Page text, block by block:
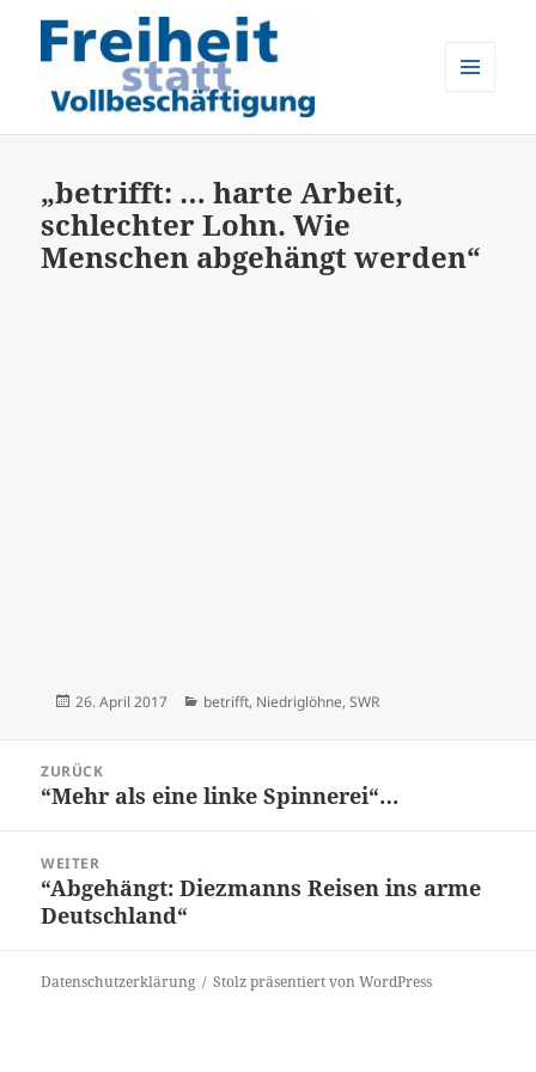
„betrifft: … harte Arbeit,
schlechter Lohn. Wie
Menschen abgehängt werden“
Veröffentlicht
26. April 2017 Kategorien
betrifft, Niedriglöhne, SWR
Navigation
ZURÜCK
Vorheriger
“Mehr als eine linke Spinnerei“…
WEITER
Nächster
Beitrag:
“Abgehängt: Diezmanns Reisen ins arme
Deutschland“
Datenschutzerklärung Stolz präsentiert von WordPress